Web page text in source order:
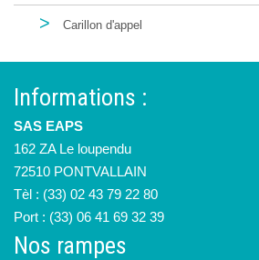
> Carillon d'appel
Informations :
SAS EAPS
162 ZA Le loupendu
72510 PONTVALLAIN
Tèl : (33) 02 43 79 22 80
Port : (33) 06 41 69 32 39
Nos rampes